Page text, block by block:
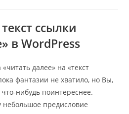
ссылки
в WordPress
далее» на «текст
фантазии не хватило, но Вы,
нибудь поинтереснее.
небольшое предисловие